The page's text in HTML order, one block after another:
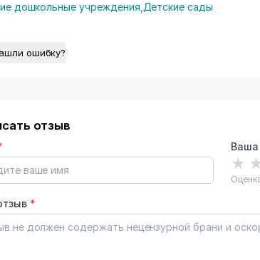
дошкольные учреждения Детские сады
ошибку?
отзыв
Ваша
★
*